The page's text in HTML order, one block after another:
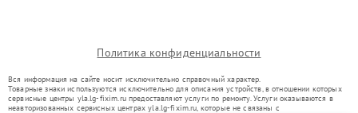
Политика конфиденциальности
Вся информация на сайте носит исключительно справочный характер.
Товарные знаки используются исключительно для описания устройств, в отношении которых
сервисные центры yla.lg-fixim.ru предоставляют услуги по ремонту. Услуги оказываются в
неавторизованных сервисных центрах yla.lg-fixim.ru, которые не связаны с